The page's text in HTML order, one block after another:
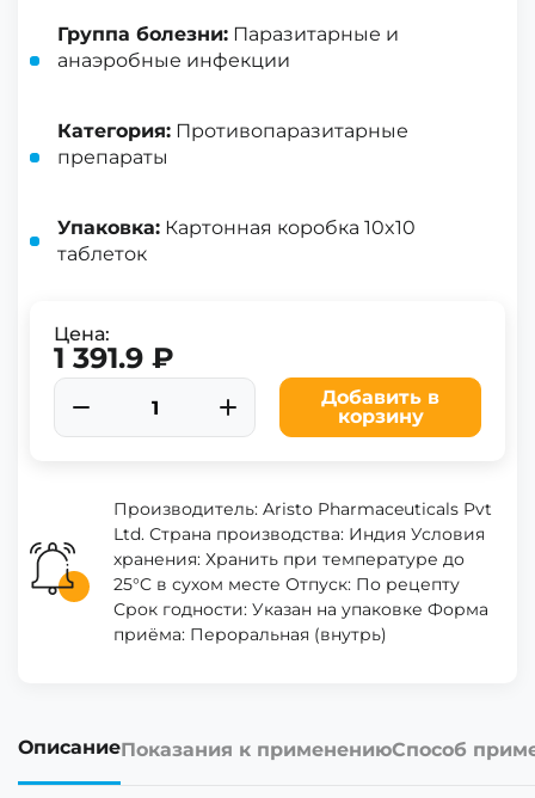
Группа болезни: Паразитарные и
анаэробные инфекции
Категория: Противопаразитарные
препараты
Упаковка: Картонная коробка 10x10
таблеток
Цена:
1 391.9 ₽
Добавить в
корзину
Производитель: Aristo Pharmaceuticals Pvt
Ltd. Страна производства: Индия Условия
хранения: Хранить при температуре до
25°C в сухом месте Отпуск: По рецепту
Срок годности: Указан на упаковке Форма
приёма: Пероральная (внутрь)
ОписаниеПоказания к применениюСпособ